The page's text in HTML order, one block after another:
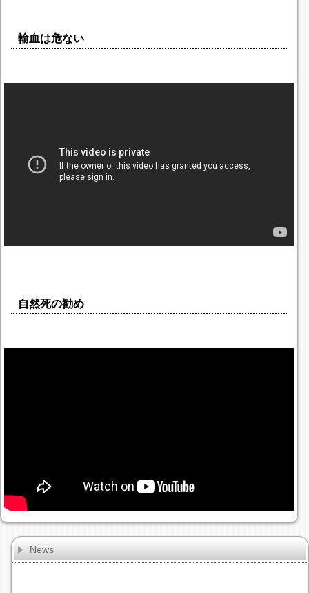
輸血は危ない
自然死の勧め
News